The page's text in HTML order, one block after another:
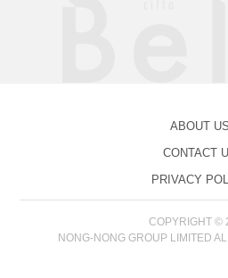
ABOUT US
CONTACT
PRIVACY
COPYRIGHT ©
NONG-NONG GROUP LIMITED